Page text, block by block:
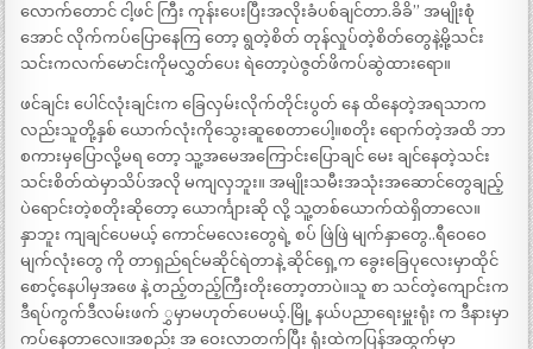
လောက်တောင် ငါ့ဖင် ကြီး ကုန်းပေးပြီးအလိုးခံပစ်ချင်တာ.ခိခိ” အမျိုးစုံ
အောင် လိုက်ကပ်ပြောနေကြ တော့ ရွတဲ့စိတ် တုန်လှုပ်တဲ့စိတ်တွေနဲ့မို့သင်း
သင်းကလက်မောင်းကိုမလွှတ်ပေး ရဲတော့ပဲဇွတ်ဖိကပ်ဆွဲထားရော။
ဖင်ချင်း ပေါင်လုံးချင်းက ခြေလှမ်းလိုက်တိုင်းပွတ် နေ ထိနေတဲ့အရသာက
လည်းသူတို့နှစ် ယောက်လုံးကိုသွေးဆူစေတာပေါ့။စတိုး ရောက်တဲ့အထိ ဘာ
စကားမှပြောလို့မရ တော့ သူ့အမေအကြောင်းပြောချင် မေး ချင်နေတဲ့သင်း
သင်းစိတ်ထဲမှာသိပ်အလို မကျလှဘူး။ အမျိုးသမီးအသုံးအဆောင်တွေချည့်
ပဲရောင်းတဲ့စတိုးဆိုတော့ ယောင်္ကျားဆို လို့ သူ့တစ်ယောက်ထဲရှိတာလေ။
နှာဘူး ကျချင်ပေမယ့် ကောင်မလေးတွေရဲ့ စပ် ဖြဲဖြဲ မျက်နှာတွေ..ရီဝေဝေ
မျက်လုံးတွေ ကို တာရှည်ရင်မဆိုင်ရဲတာနဲ့ ဆိုင်ရှေ့က ခွေးခြေပုလေးမှာထိုင်
စောင့်နေပါမှအဖေ နဲ့ တည့်တည့်ကြီးတိုးတော့တာပဲ။သူ စာ သင်တဲ့ကျောင်းက
ဒီရပ်ကွက်ဒီလမ်းဖက် ွှမှာမဟုတ်ပေမယ့်.မြို့ နယ်ပညာရေးမှူးရုံး က ဒီနားမှာ
ကပ်နေတာလေ။အစည်း အ ဝေးလာတက်ပြီး ရုံးထဲကပြန်အထွက်မှာ